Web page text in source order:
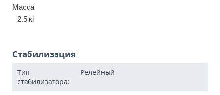
Масса
2.5 кг
Стабилизация
Тип
стабилизатора:
Релейный